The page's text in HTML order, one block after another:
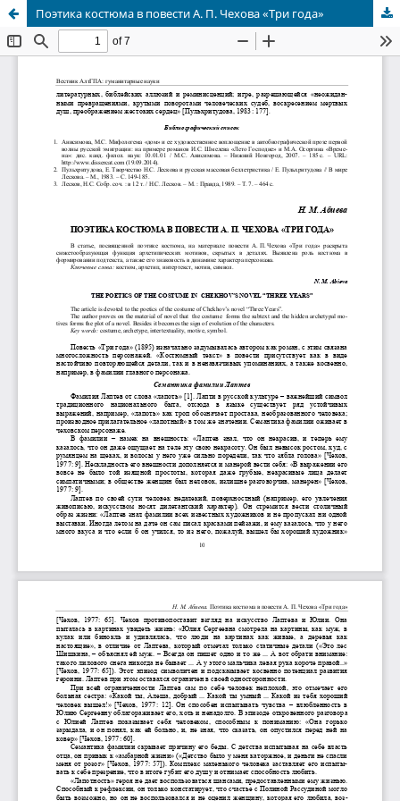
Поэтика костюма в повести А. П. Чехова «Три года»